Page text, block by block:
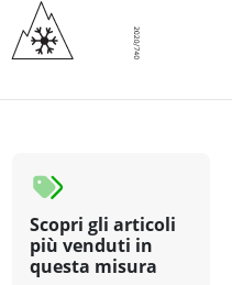
Scopri gli articoli
più venduti in
questa misura